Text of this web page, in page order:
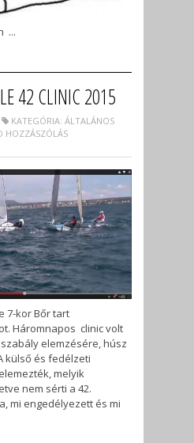
...
42 CLINIC 2015
KATEGÓRIA: ÁLTALÁNOS
HOZZÁSZÓLÁS
7-kor Bőr tart
Háromnapos clinic volt
elemzésére, húsz
külső és fedélzeti
melyik
nem sérti a 42.
mi engedélyezett és mi